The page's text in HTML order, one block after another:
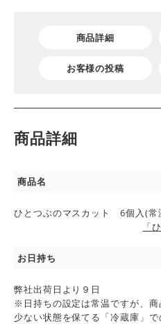
商品詳細
お客様の投稿
商品詳細
商品名
ひとつぶのマスカット 6個入(常
「
お日持ち
弊社出荷日より９日
※日持ちの設定は常温ですが、
少ない状態を保てる「冷蔵庫」で